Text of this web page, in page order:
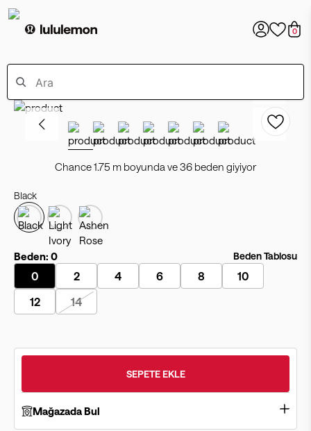
0
Chance 1.75 m boyunda ve 36 beden giyiyor
Black
Beden: 0 Beden Tablosu
0 2 4 6 8
10
12
14
SEPETE EKLE
Mağazada Bul